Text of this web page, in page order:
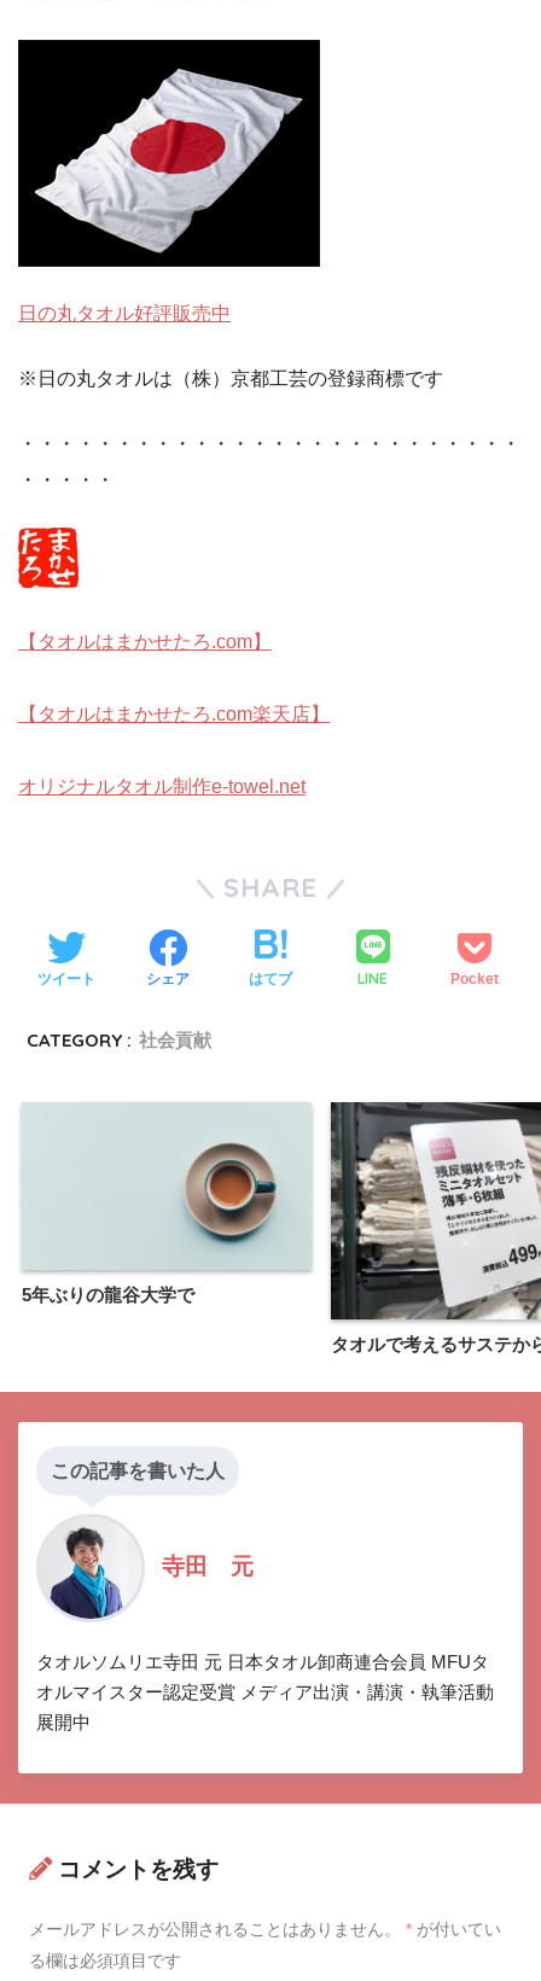
日の丸タオル好評販売中
※日の丸タオルは（株）京都工芸の登録商標です
・・・・・・・・・・・・・・・・・・・・・・・・・・
・・・・・
【タオルはまかせたろ.com】
【タオルはまかせたろ.com楽天店】
オリジナルタオル制作e-towel.net
SHARE
ツイート シェア はてブ LINE Pocket
CATEGORY : 社会貢献
5年ぶりの龍谷大学で
タオルで考えるサステか
この記事を書いた人
寺田 元
タオルソムリエ寺田 元 日本タオル卸商連合会員 MFUタ
オルマイスター認定受賞 メディア出演・講演・執筆活動
展開中
コメントを残す
メールアドレスが公開されることはありません。 * が付いてい
る欄は必須項目です